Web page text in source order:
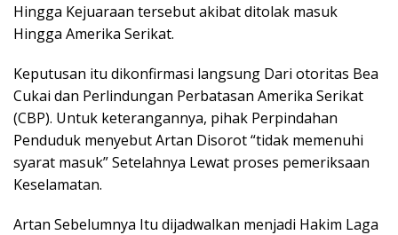
Hingga Kejuaraan tersebut akibat ditolak masuk
Hingga Amerika Serikat.
Keputusan itu dikonfirmasi langsung Dari otoritas Bea
Cukai dan Perlindungan Perbatasan Amerika Serikat
(CBP). Untuk keterangannya, pihak Perpindahan
Penduduk menyebut Artan Disorot “tidak memenuhi
syarat masuk” Setelahnya Lewat proses pemeriksaan
Keselamatan.
Artan Sebelumnya Itu dijadwalkan menjadi Hakim Laga